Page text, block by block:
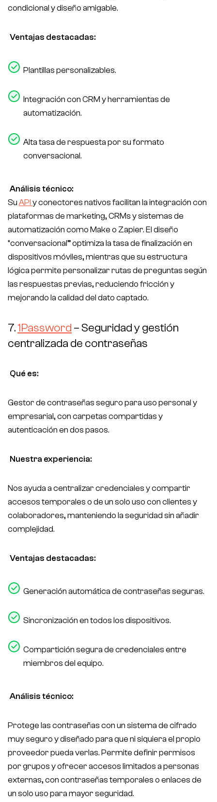
condicional y diseño amigable.
Ventajas destacadas:
Plantillas personalizables.
Integración con CRM y herramientas de
automatización.
Alta tasa de respuesta por su formato
conversacional.
Análisis técnico:
SuAPIy conectores nativos facilitan la integración con
plataformas de marketing, CRMs y sistemas de
automatización como Make o Zapier. El diseño
“conversacional” optimiza la tasa de finalización en
dispositivos móviles, mientras que su estructura
lógica permite personalizar rutas de preguntas según
las respuestas previas, reduciendo fricción y
mejorando la calidad del dato captado.
7.1Password – Seguridad y gestión
centralizada de contraseñas
Qué es:
Gestor de contraseñas seguro para uso personal y
empresarial, con carpetas compartidas y
autenticación en dos pasos.
Nuestra experiencia:
Nos ayuda a centralizar credenciales y compartir
accesos temporales o de un solo uso con clientes y
colaboradores, manteniendo la seguridad sin añadir
complejidad.
Ventajas destacadas:
Generación automática de contraseñas seguras.
Sincronización en todos los dispositivos.
Compartición segura de credenciales entre
miembros del equipo.
Análisis técnico:
Protege las contraseñas con un sistema de cifrado
muy seguro y diseñado para que ni siquiera el propio
proveedor pueda verlas. Permite definir permisos
por grupos y ofrecer accesos limitados a personas
externas, con contraseñas temporales o enlaces de
un solo uso para mayor seguridad.